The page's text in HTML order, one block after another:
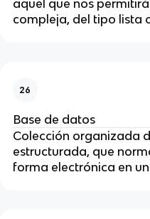
aquel que nos
compleja, del tipo lista
26
Base de datos
Colección organizada
estructurada, que
forma electrónica en